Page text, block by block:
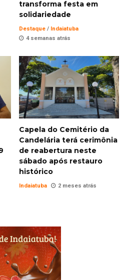
transforma festa em
solidariedade
Destaque / Indaiatuba
4 semanas atrás
Capela do Cemitério da
Candelária terá cerimônia
de reabertura neste
sábado após restauro
histórico
Indaiatuba 2 meses atrás